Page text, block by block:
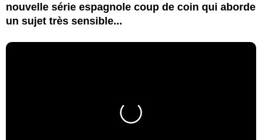
nouvelle série espagnole coup de coin qui aborde
un sujet très sensible...